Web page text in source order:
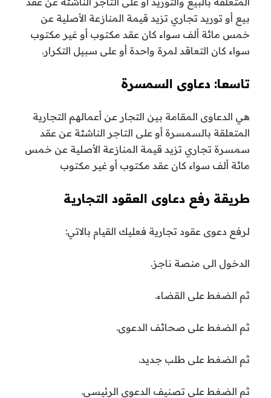
بيع أو توريد تجاري تزيد قيمة المنازعة الأصلية عن
خمس مائة ألف سواء كان عقد مكتوب أو غير مكتوب
سواء كان التعاقد لمرة واحدة أو على سبيل التكرار.
تاسعا: دعاوى السمسرة
هي الدعاوى المقامة بين التجار عن أعمالهم التجارية
المتعلقة بالسمسرة أو على التاجر الناشئة عن عقد
سمسرة تجاري تزيد قيمة المنازعة الأصلية عن خمس
مائة ألف سواء كان عقد مكتوب أو غير مكتوب
طريقة رفع دعاوى العقود التجارية
لرفع دعوى عقود تجارية فعليك القيام بالاتي:
الدخول الى منصة ناجز.
ثم الضغط على القضاء.
ثم الضغط على صحائف الدعوى.
ثم الضغط على طلب جديد.
ثم الضغط على تصنيف الدعوى الرئيسي.